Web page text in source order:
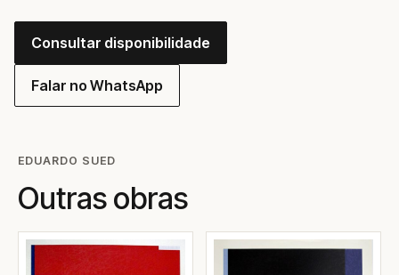
Consultar disponibilidade
Falar no WhatsApp
EDUARDO SUED
Outras obras